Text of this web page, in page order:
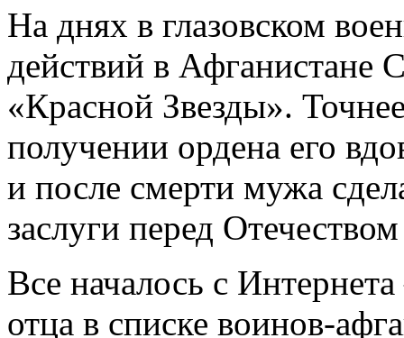
На днях в глазовском
действий в
«Красной Звезды».
получении ордена его
и после смерти мужа
заслуги перед
Все началось с
отца в списке воинов-